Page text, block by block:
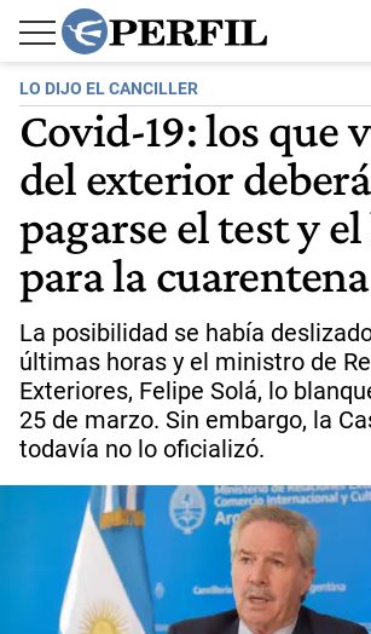
LO DIJO EL CANCILLER
Covid-19: los que
del exterior
pagarse el test y
para la cuarentena
La posibilidad se había
últimas horas y el ministro de
Exteriores, Felipe Solá, lo
25 de marzo. Sin embargo, la
todavía no lo oficializó.